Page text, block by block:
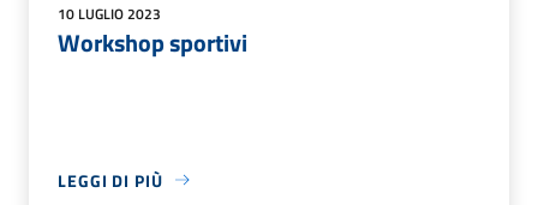
10 LUGLIO 2023
Workshop sportivi
LEGGI DI PIÙ